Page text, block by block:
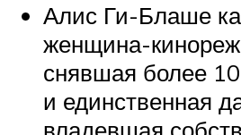
Алис Ги-Блаше
женщина-
снявшая более
и единственная